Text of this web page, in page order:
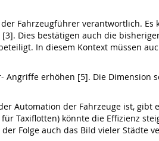
Fahrzeugführer verantwortlich. Es
Dies bestätigen auch die
In diesem Kontext müssen
Angriffe erhöhen [5]. Die Dimension
Automation der Fahrzeuge ist, gibt
Taxiflotten) könnte die Effizienz
Folge auch das Bild vieler Städte